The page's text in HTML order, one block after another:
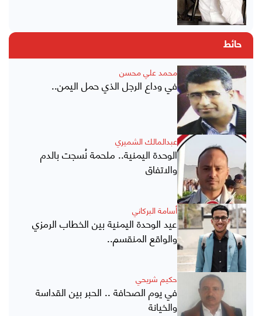
حائط
محمد علي محسن
في وداع الرجل الذي حمل اليمن..
عبدالمالك الشميري
الوحدة اليمنية.. ملحمة نُسجت بالدم
والاتفاق
أسامة البركاني
عيد الوحدة اليمنية بين الخطاب الرمزي
والواقع المنقسم..
حكيم شريحي
في يوم الصحافة .. الحبر بين القداسة
والخيانة